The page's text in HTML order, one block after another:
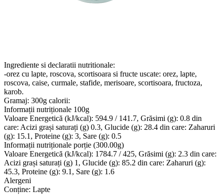
Ingrediente si declaratii nutritionale:
-orez cu lapte, roscova, scortisoara si fructe uscate: orez, lapte,
roscova, caise, curmale, stafide, merisoare, scortisoara, fructoza,
karob.
Gramaj: 300g calorii:
Informații nutriționale 100g
Valoare Energetică (kJ/kcal): 594.9 / 141.7, Grăsimi (g): 0.8 din
care: Acizi grași saturați (g) 0.3, Glucide (g): 28.4 din care: Zaharuri
(g): 15.1, Proteine (g): 3, Sare (g): 0.5
Informații nutriționale porție (300.00g)
Valoare Energetică (kJ/kcal): 1784.7 / 425, Grăsimi (g): 2.3 din care:
Acizi grași saturați (g) 1, Glucide (g): 85.2 din care: Zaharuri (g):
45.3, Proteine (g): 9.1, Sare (g): 1.6
Alergeni
Conține: Lapte